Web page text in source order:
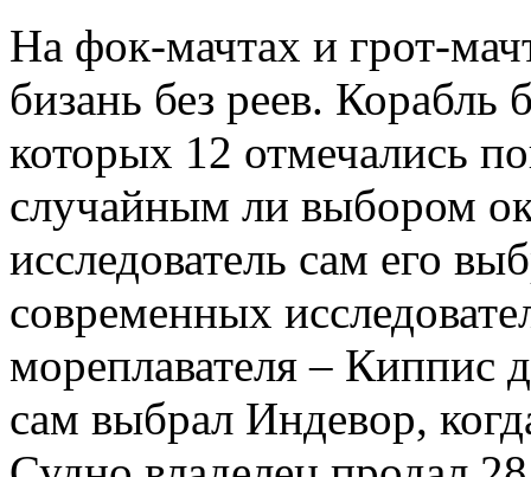
На фок-мачтах и грот-
бизань без реев.
которых 12 отмечались
случайным ли выбором
исследователь сам его
современных
мореплавателя – Киппис
сам выбрал Индевор,